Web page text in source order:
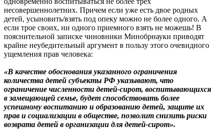
несовершеннолетних. Причем если уже есть двое родных
детей, усыновить/взять под опеку можно не более одного. А
если трое своих, ни одного приемного взять не можешь! В
пояснительной записке чиновники Минобрнауки приводят
крайне неубедительный аргумент в пользу этого очевидного
ущемления прав человека:
«В качестве обоснования указанного ограничения
количества детей субъекты РФ указывают, что
ограничение численности детей-сирот, воспитывающихся
в замещающей семье, будет способствовать более
успешному воспитанию и образованию детей, защите их
прав и социализации в обществе, позволит снизить риски
возврата детей в организации для детей-сирот».